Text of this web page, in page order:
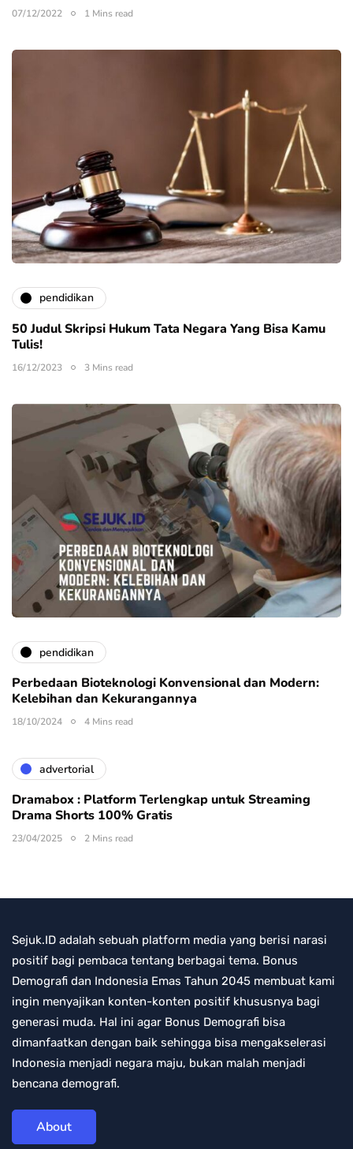
07/12/2022 1 Mins read
pendidikan
50 Judul Skripsi Hukum Tata Negara Yang Bisa Kamu
Tulis!
16/12/2023 3 Mins read
pendidikan
Perbedaan Bioteknologi Konvensional dan Modern:
Kelebihan dan Kekurangannya
18/10/2024 4 Mins read
advertorial
Dramabox : Platform Terlengkap untuk Streaming
Drama Shorts 100% Gratis
23/04/2025 2 Mins read
Sejuk.ID adalah sebuah platform media yang berisi narasi
positif bagi pembaca tentang berbagai tema. Bonus
Demografi dan Indonesia Emas Tahun 2045 membuat kami
ingin menyajikan konten-konten positif khususnya bagi
generasi muda. Hal ini agar Bonus Demografi bisa
dimanfaatkan dengan baik sehingga bisa mengakselerasi
Indonesia menjadi negara maju, bukan malah menjadi
bencana demografi.
About